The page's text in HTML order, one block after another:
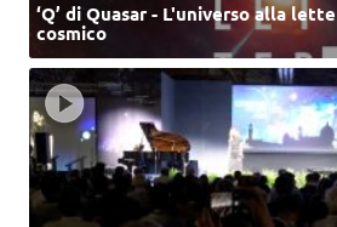
‘Q’ di Quasar - L'universo alla
cosmico